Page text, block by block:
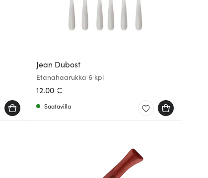
Jean Dubost
Etanahaarukka 6 kpl
12.00 €
Saatavilla